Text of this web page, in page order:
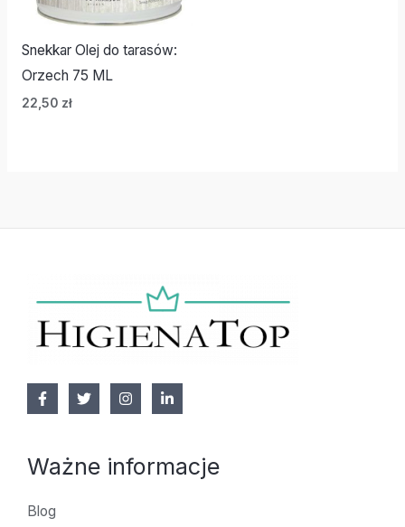
Snekkar Olej do tarasów:
Orzech 75 ML
22,50 zł
Ważne informacje
Blog